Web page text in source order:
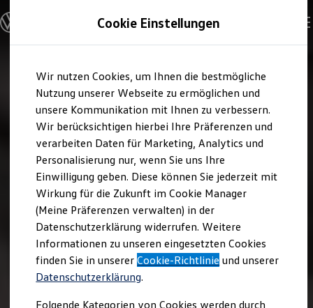
Hauptinhalt
springen
Footer
springen
Modelle und Konfigurator
Konfigurator
Modelle vergleichen
Elektroautos
ENERGY Sondermodelle
Nutzfahrzeuge
SUV und CUV
Familienautos
Kombis
Kompaktwagen
Sportwagen
Schnell verfügbare Fahrzeuge
Angebote und Produkte
Aktuelle Angebote
E-Auto-Förderung
Volkswagen Marktplatz
Die ENERGY Sondermodelle
Junge Gebrauchtwagen und Gebrauchtwagen
Volkswagen Zertifizierte Gebrauchtwagen
Elektromobilität bei Gebrauchtwagen
Cookie Einstellungen
Wir nutzen Cookies, um Ihnen die bestmögliche
Nutzung unserer Webseite zu ermöglichen und
unsere Kommunikation mit Ihnen zu verbessern.
Wir berücksichtigen hierbei Ihre Präferenzen und
verarbeiten Daten für Marketing, Analytics und
Personalisierung nur, wenn Sie uns Ihre
Einwilligung geben. Diese können Sie jederzeit mit
Wirkung für die Zukunft im Cookie Manager
(Meine Präferenzen verwalten) in der
Datenschutzerklärung widerrufen. Weitere
Informationen zu unseren eingesetzten Cookies
finden Sie in unsererCookie-Richtlinie und unserer
Datenschutzerklärung.
Folgende Kategorien von Cookies werden durch